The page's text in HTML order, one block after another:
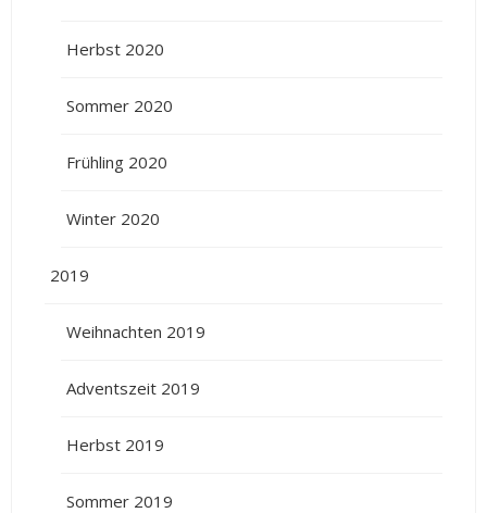
Herbst 2020
Sommer 2020
Frühling 2020
Winter 2020
2019
Weihnachten 2019
Adventszeit 2019
Herbst 2019
Sommer 2019